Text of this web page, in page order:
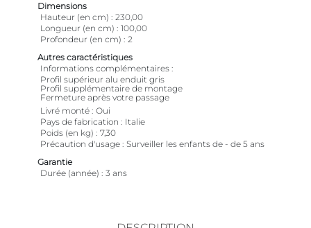
Dimensions
Hauteur (en cm)
230,00
Longueur (en cm)
100,00
Profondeur (en cm)
2
Autres caractéristiques
Informations complémentaires
Profil supérieur alu enduit gris
Profil supplémentaire de montage
Fermeture après votre passage
Livré monté Oui
Pays de fabrication
Italie
Poids (en kg)
7,30
Précaution d'usage Surveiller les enfants de - de 5 ans
Garantie
Durée (année)
3 ans